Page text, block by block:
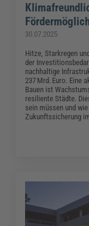
30.07.2025
Hitze, Starkregen
der
nachhaltige
237 Mrd. Euro. Eine
Bauen ist
resiliente Städte.
sein müssen und
Zukunftssicherung